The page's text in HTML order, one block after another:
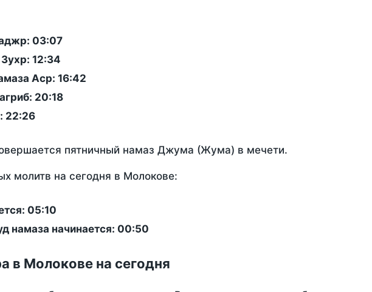
03:07
12:34
Аср: 16:42
20:18
22:26
пятничный намаз Джума (Жума) в мечети.
молитв на сегодня в Молокове:
05:10
намаза начинается: 00:50
в Молокове на сегодня